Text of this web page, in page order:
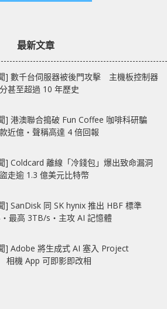
最新文章
] 數千台伺服器被後門攻擊 主機板控制器
甚至超過 10 年歷史
] 港澳聯合搗破 Fun Coffee 咖啡科研騙
近億‧聲稱高達 4 倍回報
] Coldcard 離線「冷錢包」爆出致命漏洞
走逾 1.3 億美元比特幣
] SanDisk 同 SK hynix 推出 HBF 標準
最高 3TB/s‧主攻 AI 記憶體
] Adobe 將生成式 AI 塞入 Project
機 App 可即影即改相